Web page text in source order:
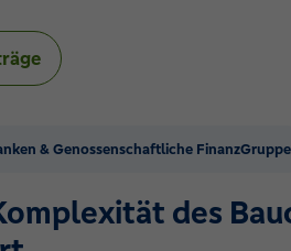
& Genossenschaftliche FinanzGruppe
des